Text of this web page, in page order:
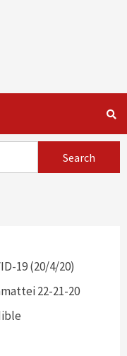
19 (20/4/20)
22-21-20